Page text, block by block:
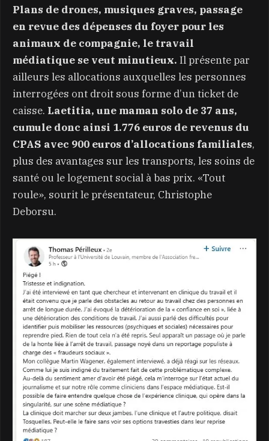
Plans de drones, musiques graves, passage
en revue des dépenses du foyer pour les
animaux de compagnie, le travail
médiatique se veut minutieux. Il présente par
ailleurs les allocations auxquelles les personnes
interrogées ont droit sous forme d’un ticket de
caisse. Laetitia, une maman solo de 37 ans,
cumule donc ainsi 1.776 euros de revenus du
CPAS avec 900 euros d’allocations familiales,
plus des avantages sur les transports, les soins de
santé ou le logement social à bas prix. «Tout
roule», sourit le présentateur, Christophe
Deborsu.